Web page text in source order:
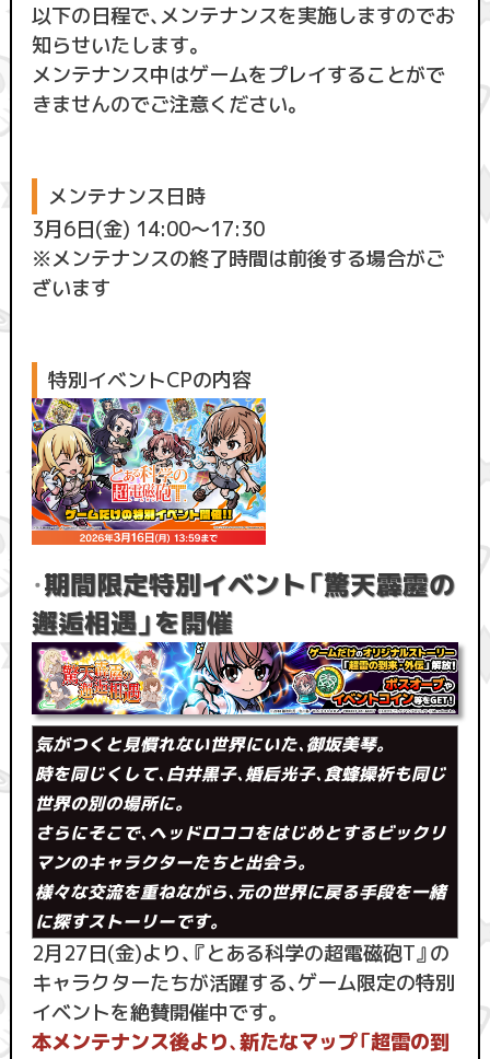
以下の日程で、メンテナンスを実施しますのでお
知らせいたします。
メンテナンス中はゲームをプレイすることがで
きませんのでご注意ください。
メンテナンス日時
3月6日(金) 14:00〜17:30
※メンテナンスの終了時間は前後する場合がご
ざいます
特別イベントCPの内容
・期間限定特別イベント「驚天霹靂の
邂逅相遇」を開催
気がつくと見慣れない世界にいた、御坂美琴。
時を同じくして、白井黒子、婚后光子、食蜂操祈も同じ
世界の別の場所に。
さらにそこで、ヘッドロココをはじめとするビックリ
マンのキャラクターたちと出会う。
様々な交流を重ねながら、元の世界に戻る手段を一緒
に探すストーリーです。
2月27日(金)より、『とある科学の超電磁砲T』の
キャラクターたちが活躍する、ゲーム限定の特別
イベントを絶賛開催中です。
本メンテナンス後より、新たなマップ「超雷の到